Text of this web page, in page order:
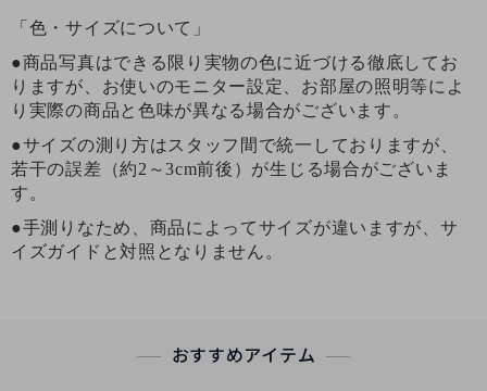
「色・サイズについて」
●商品写真はできる限り実物の色に近づける徹底してお
りますが、お使いのモニター設定、お部屋の照明等によ
り実際の商品と色味が異なる場合がございます。
●サイズの測り方はスタッフ間で統一しておりますが、
若干の誤差（約2～3cm前後）が生じる場合がございま
す。
●手測りなため、商品によってサイズが違いますが、サ
イズガイドと対照となりません。
おすすめアイテム